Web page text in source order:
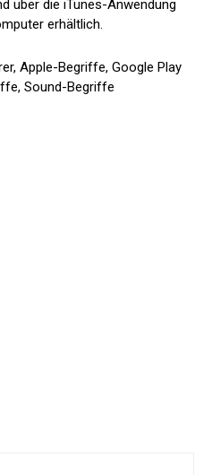
über die iTunes-Anwendung
erhältlich.
Apple-Begriffe, Google Play
Sound-Begriffe